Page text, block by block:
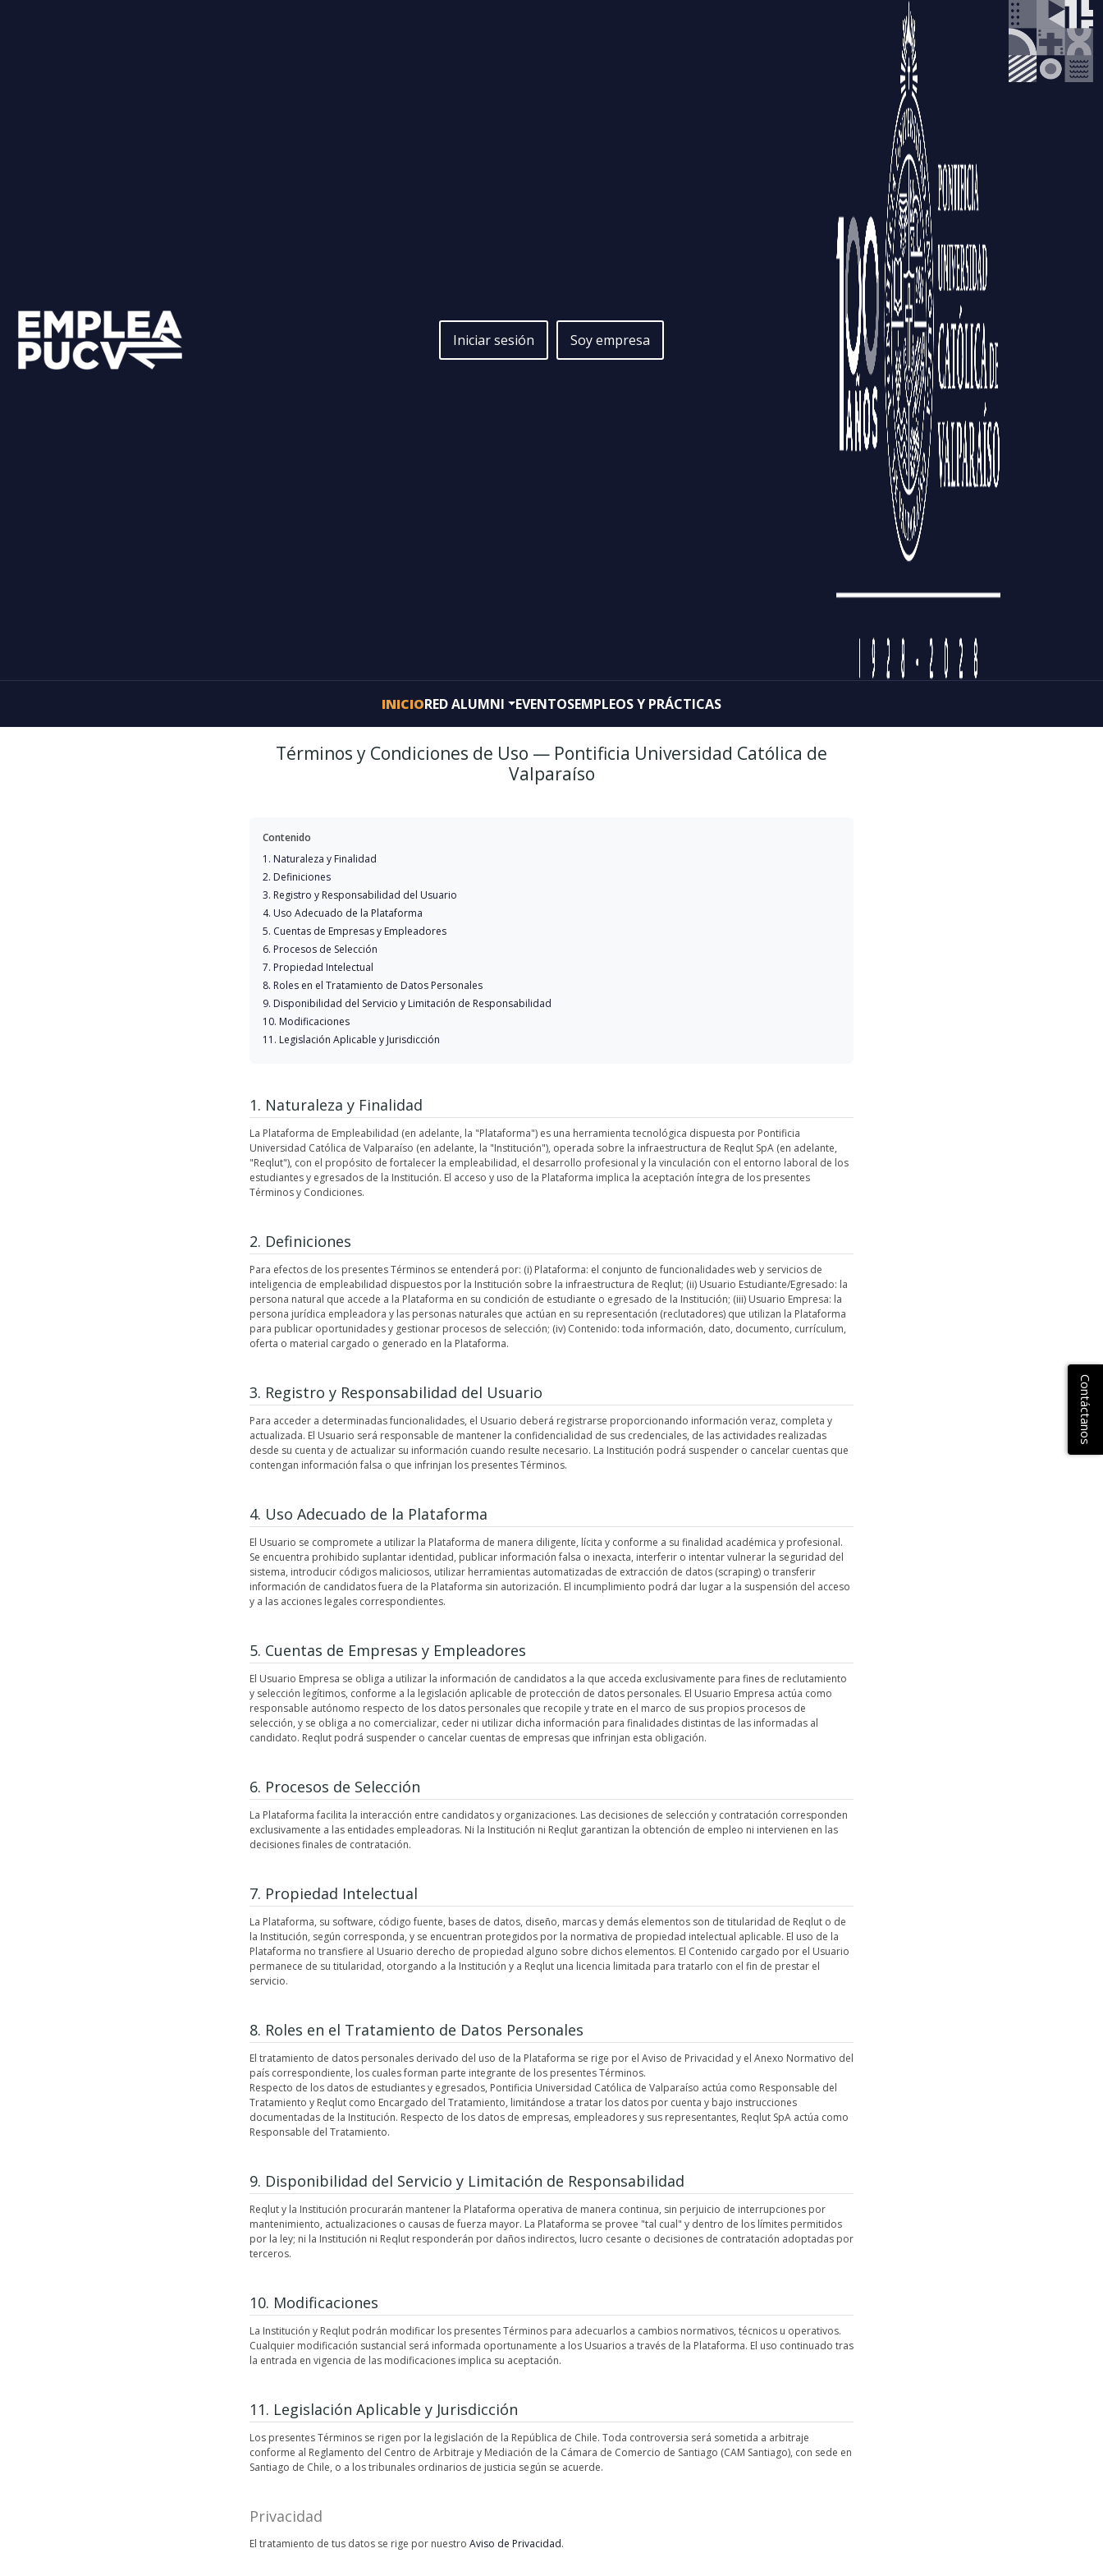
Iniciar sesión Soy empresa
INICIORED ALUMNI EVENTOSEMPLEOS Y PRÁCTICAS
Términos y Condiciones de Uso — Pontificia Universidad Católica de
Valparaíso
Contenido
1. Naturaleza y Finalidad
2. Definiciones
3. Registro y Responsabilidad del Usuario
4. Uso Adecuado de la Plataforma
5. Cuentas de Empresas y Empleadores
6. Procesos de Selección
7. Propiedad Intelectual
8. Roles en el Tratamiento de Datos Personales
9. Disponibilidad del Servicio y Limitación de Responsabilidad
10. Modificaciones
11. Legislación Aplicable y Jurisdicción
1. Naturaleza y Finalidad
La Plataforma de Empleabilidad (en adelante, la "Plataforma") es una herramienta tecnológica dispuesta por Pontificia
Universidad Católica de Valparaíso (en adelante, la "Institución"), operada sobre la infraestructura de Reqlut SpA (en adelante,
"Reqlut"), con el propósito de fortalecer la empleabilidad, el desarrollo profesional y la vinculación con el entorno laboral de los
estudiantes y egresados de la Institución. El acceso y uso de la Plataforma implica la aceptación íntegra de los presentes
Términos y Condiciones.
2. Definiciones
Para efectos de los presentes Términos se entenderá por: (i) Plataforma: el conjunto de funcionalidades web y servicios de
inteligencia de empleabilidad dispuestos por la Institución sobre la infraestructura de Reqlut; (ii) Usuario Estudiante/Egresado: la
persona natural que accede a la Plataforma en su condición de estudiante o egresado de la Institución; (iii) Usuario Empresa: la
persona jurídica empleadora y las personas naturales que actúan en su representación (reclutadores) que utilizan la Plataforma
para publicar oportunidades y gestionar procesos de selección; (iv) Contenido: toda información, dato, documento, currículum,
oferta o material cargado o generado en la Plataforma.
3. Registro y Responsabilidad del Usuario
Para acceder a determinadas funcionalidades, el Usuario deberá registrarse proporcionando información veraz, completa y
actualizada. El Usuario será responsable de mantener la confidencialidad de sus credenciales, de las actividades realizadas
desde su cuenta y de actualizar su información cuando resulte necesario. La Institución podrá suspender o cancelar cuentas que
contengan información falsa o que infrinjan los presentes Términos.
4. Uso Adecuado de la Plataforma
El Usuario se compromete a utilizar la Plataforma de manera diligente, lícita y conforme a su finalidad académica y profesional.
Se encuentra prohibido suplantar identidad, publicar información falsa o inexacta, interferir o intentar vulnerar la seguridad del
sistema, introducir códigos maliciosos, utilizar herramientas automatizadas de extracción de datos (scraping) o transferir
información de candidatos fuera de la Plataforma sin autorización. El incumplimiento podrá dar lugar a la suspensión del acceso
y a las acciones legales correspondientes.
5. Cuentas de Empresas y Empleadores
El Usuario Empresa se obliga a utilizar la información de candidatos a la que acceda exclusivamente para fines de reclutamiento
y selección legítimos, conforme a la legislación aplicable de protección de datos personales. El Usuario Empresa actúa como
responsable autónomo respecto de los datos personales que recopile y trate en el marco de sus propios procesos de
selección, y se obliga a no comercializar, ceder ni utilizar dicha información para finalidades distintas de las informadas al
candidato. Reqlut podrá suspender o cancelar cuentas de empresas que infrinjan esta obligación.
6. Procesos de Selección
La Plataforma facilita la interacción entre candidatos y organizaciones. Las decisiones de selección y contratación corresponden
exclusivamente a las entidades empleadoras. Ni la Institución ni Reqlut garantizan la obtención de empleo ni intervienen en las
decisiones finales de contratación.
7. Propiedad Intelectual
La Plataforma, su software, código fuente, bases de datos, diseño, marcas y demás elementos son de titularidad de Reqlut o de
la Institución, según corresponda, y se encuentran protegidos por la normativa de propiedad intelectual aplicable. El uso de la
Plataforma no transfiere al Usuario derecho de propiedad alguno sobre dichos elementos. El Contenido cargado por el Usuario
permanece de su titularidad, otorgando a la Institución y a Reqlut una licencia limitada para tratarlo con el fin de prestar el
servicio.
8. Roles en el Tratamiento de Datos Personales
El tratamiento de datos personales derivado del uso de la Plataforma se rige por el Aviso de Privacidad y el Anexo Normativo del
país correspondiente, los cuales forman parte integrante de los presentes Términos.
Respecto de los datos de estudiantes y egresados, Pontificia Universidad Católica de Valparaíso actúa como Responsable del
Tratamiento y Reqlut como Encargado del Tratamiento, limitándose a tratar los datos por cuenta y bajo instrucciones
documentadas de la Institución. Respecto de los datos de empresas, empleadores y sus representantes, Reqlut SpA actúa como
Responsable del Tratamiento.
9. Disponibilidad del Servicio y Limitación de Responsabilidad
Reqlut y la Institución procurarán mantener la Plataforma operativa de manera continua, sin perjuicio de interrupciones por
mantenimiento, actualizaciones o causas de fuerza mayor. La Plataforma se provee "tal cual" y dentro de los límites permitidos
por la ley; ni la Institución ni Reqlut responderán por daños indirectos, lucro cesante o decisiones de contratación adoptadas por
terceros.
10. Modificaciones
La Institución y Reqlut podrán modificar los presentes Términos para adecuarlos a cambios normativos, técnicos u operativos.
Cualquier modificación sustancial será informada oportunamente a los Usuarios a través de la Plataforma. El uso continuado tras
la entrada en vigencia de las modificaciones implica su aceptación.
11. Legislación Aplicable y Jurisdicción
Los presentes Términos se rigen por la legislación de la República de Chile. Toda controversia será sometida a arbitraje
conforme al Reglamento del Centro de Arbitraje y Mediación de la Cámara de Comercio de Santiago (CAM Santiago), con sede en
Santiago de Chile, o a los tribunales ordinarios de justicia según se acuerde.
Privacidad
El tratamiento de tus datos se rige por nuestro Aviso de Privacidad.
Contáctanos